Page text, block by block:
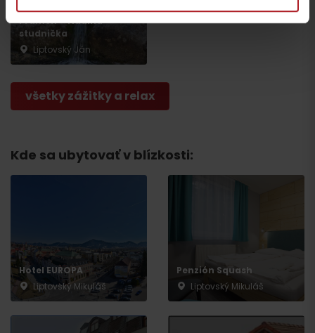
Prameň – Nadina
studnička
Liptovský Ján
všetky zážitky a relax
Kde sa ubytovať v blízkosti:
Hotel EUROPA
Liptovský Mikuláš
Penzión Squash
Liptovský Mikuláš